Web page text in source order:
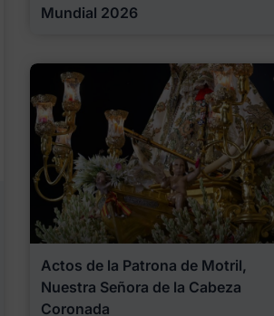
Mundial 2026
Actos de la Patrona de Motril,
Nuestra Señora de la Cabeza
Coronada